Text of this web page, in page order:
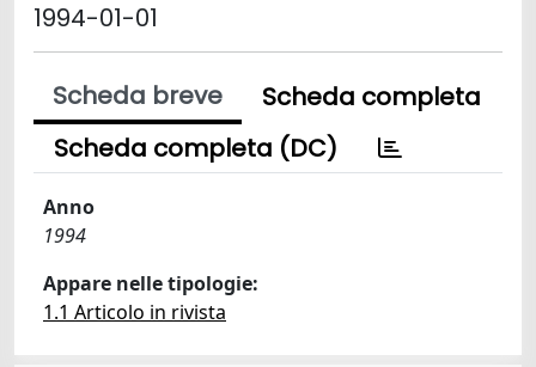
1994-01-01
Scheda breve
Scheda completa
Scheda completa (DC)
Anno
1994
Appare nelle tipologie:
1.1 Articolo in rivista